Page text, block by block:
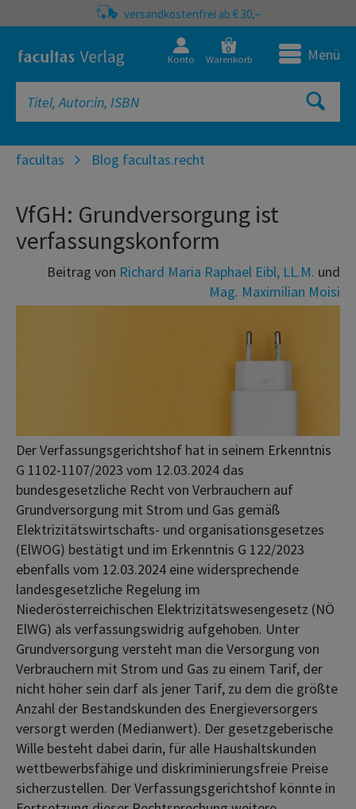
versandkostenfrei ab € 30,–
Konto
0
Warenkorb Menü
facultas Blog facultas.recht
VfGH: Grundversorgung ist
verfassungskonform
Beitrag von Richard Maria Raphael Eibl, LL.M. und
Mag. Maximilian Moisi
Der Verfassungsgerichtshof hat in seinem Erkenntnis
G 1102-1107/2023 vom 12.03.2024 das
bundesgesetzliche Recht von Verbrauchern auf
Grundversorgung mit Strom und Gas gemäß
Elektrizitätswirtschafts- und organisationsgesetzes
(ElWOG) bestätigt und im Erkenntnis G 122/2023
ebenfalls vom 12.03.2024 eine widersprechende
landesgesetzliche Regelung im
Niederösterreichischen Elektrizitätswesengesetz (NÖ
ElWG) als verfassungswidrig aufgehoben. Unter
Grundversorgung versteht man die Versorgung von
Verbrauchern mit Strom und Gas zu einem Tarif, der
nicht höher sein darf als jener Tarif, zu dem die größte
Anzahl der Bestandskunden des Energieversorgers
versorgt werden (Medianwert). Der gesetzgeberische
Wille besteht dabei darin, für alle Haushaltskunden
wettbewerbsfähige und diskriminierungsfreie Preise
sicherzustellen. Der Verfassungsgerichtshof könnte in